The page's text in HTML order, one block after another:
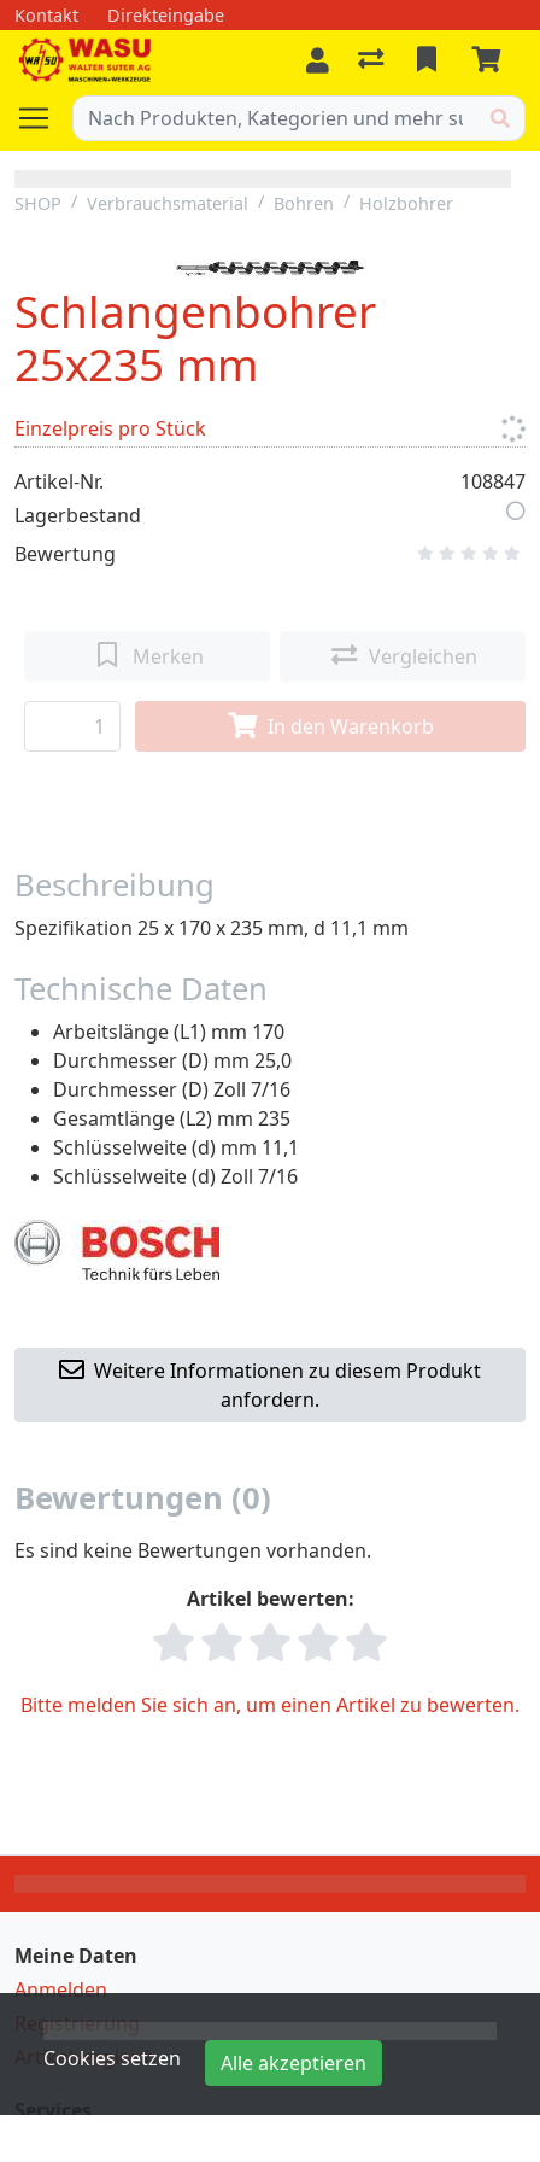
Kontakt Direkteingabe
SHOP Verbrauchsmaterial Bohren Holzbohrer
Schlangenbohrer
25x235 mm
Einzelpreis pro Stück
Artikel-Nr.
108847
Lagerbestand
Bewertung
Merken Vergleichen
In den Warenkorb
Beschreibung
Spezifikation 25 x 170 x 235 mm, d 11,1 mm
Technische Daten
Arbeitslänge (L1) mm 170
Durchmesser (D) mm 25,0
Durchmesser (D) Zoll 7/16
Gesamtlänge (L2) mm 235
Schlüsselweite (d) mm 11,1
Schlüsselweite (d) Zoll 7/16
Weitere Informationen zu diesem Produkt
anfordern.
Bewertungen (0)
Es sind keine Bewertungen vorhanden.
Artikel bewerten:
Bitte melden Sie sich an, um einen Artikel zu bewerten.
Meine Daten
Anmelden
Registrierung
Artikelvergleich
Services
Cookies setzen Alle akzeptieren